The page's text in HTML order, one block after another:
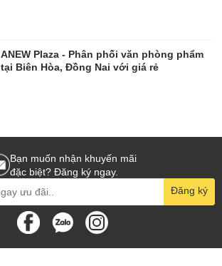
ANEW Plaza - Phân phối văn phòng phẩm
tại Biên Hòa, Đồng Nai với giá rẻ
Bạn muốn nhận khuyến mãi
đặc biệt? Đăng ký ngay.
Đăng ký